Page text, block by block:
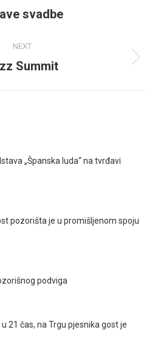
Previous
svadbe
NEXT
Next
Summit
„Španska luda“ na tvrđavi
pozorišta je u promišljenom spoju
podviga
21 čas, na Trgu pjesnika gost je